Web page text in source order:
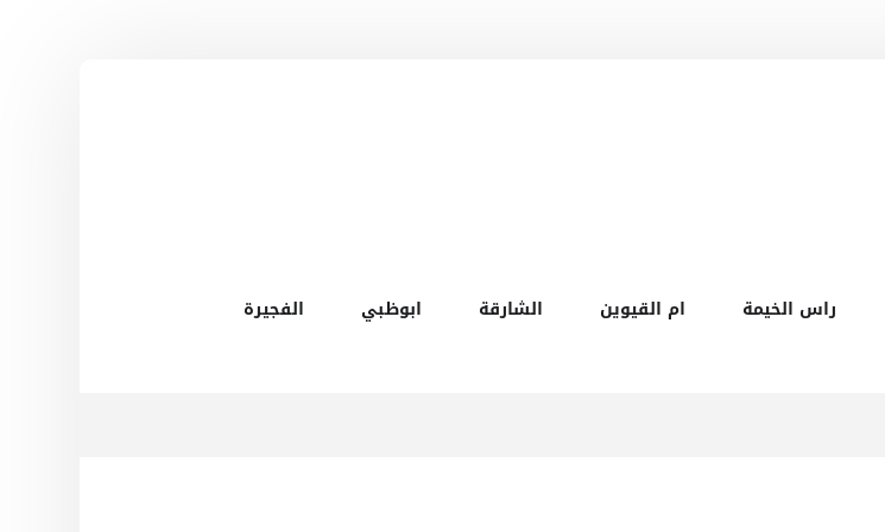
راس الخيمة ام القيوين الشارقة ابوظبي
الفجيرة